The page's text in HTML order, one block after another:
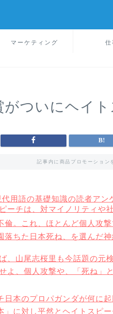
マーケティング 仕
がついにヘイ
記事内に商品プロモーション
用語の基礎知識の読者アン
ーチは、対マイノリティや
倫。これ、ほとんど個人攻撃
落ちた日本死ね、を選んだ
、山尾志桜里も今話題の元
よ、個人攻撃や、「死ね」
日本のプロパガンダが何に
」に対し平然とヘイトスピ